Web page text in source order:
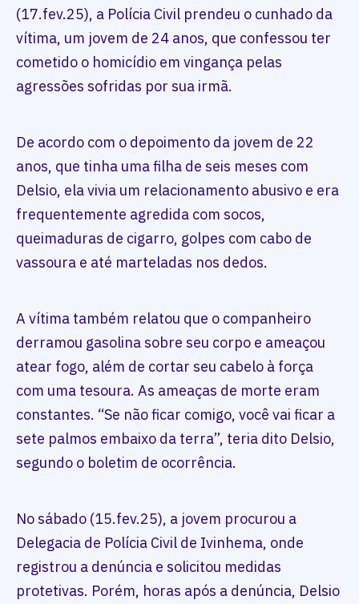
(17.fev.25), a Polícia Civil prendeu o cunhado da
vítima, um jovem de 24 anos, que confessou ter
cometido o homicídio em vingança pelas
agressões sofridas por sua irmã.
De acordo com o depoimento da jovem de 22
anos, que tinha uma filha de seis meses com
Delsio, ela vivia um relacionamento abusivo e era
frequentemente agredida com socos,
queimaduras de cigarro, golpes com cabo de
vassoura e até marteladas nos dedos.
A vítima também relatou que o companheiro
derramou gasolina sobre seu corpo e ameaçou
atear fogo, além de cortar seu cabelo à força
com uma tesoura. As ameaças de morte eram
constantes. “Se não ficar comigo, você vai ficar a
sete palmos embaixo da terra”, teria dito Delsio,
segundo o boletim de ocorrência.
No sábado (15.fev.25), a jovem procurou a
Delegacia de Polícia Civil de Ivinhema, onde
registrou a denúncia e solicitou medidas
protetivas. Porém, horas após a denúncia, Delsio